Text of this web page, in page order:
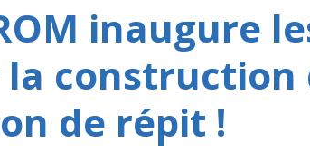
inaugure
construction
de répit !